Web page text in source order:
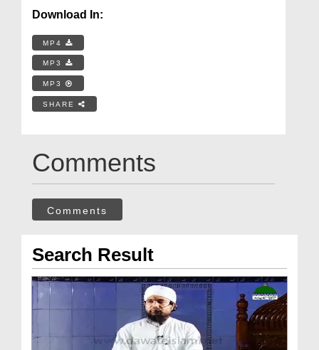
Download In:
MP4
MP3
MP3
SHARE
Comments
Comments
Search Result